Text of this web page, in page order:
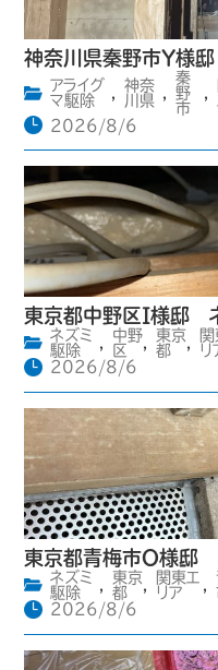
神奈川県秦野市Y様
アライグ
マ駆除
,
神奈
川県 ,
秦
野
市
,
2026/8/6
東京都中野区I様邸
ネズミ
駆除
,
中野
区
,
東京
都
,
関
リ
2026/8/6
東京都青梅市O様邸
ネズミ
駆除
,
東京
都
,
関東エ
リア
,
2026/8/6